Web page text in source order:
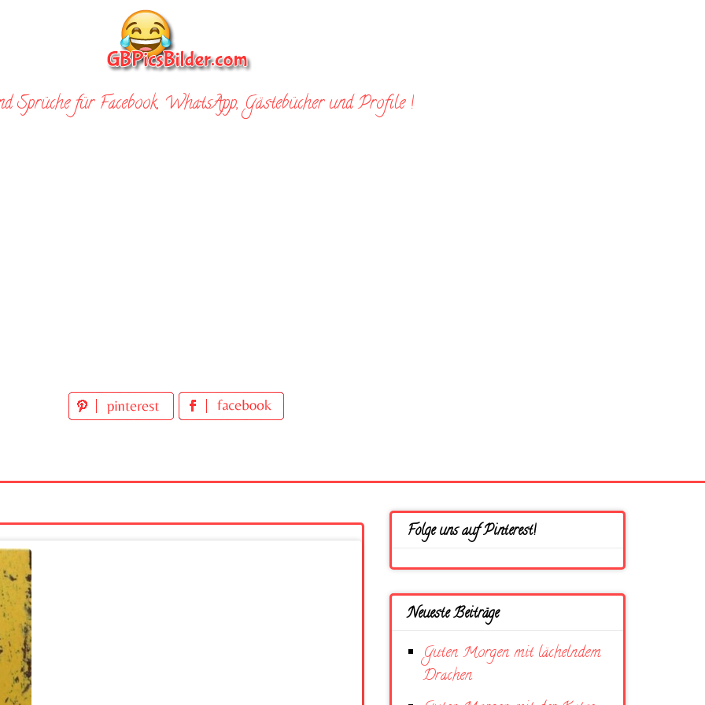
Sprüche für Facebook, WhatsApp, Gästebücher und Profile !
Folge uns auf Pinterest!
Neueste Beiträge
Guten Morgen mit lächelndem
Drachen